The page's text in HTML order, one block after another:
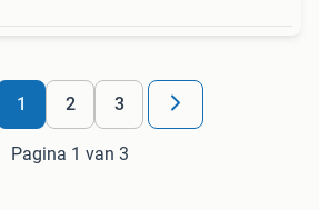
1 2 3
Pagina 1 van 3